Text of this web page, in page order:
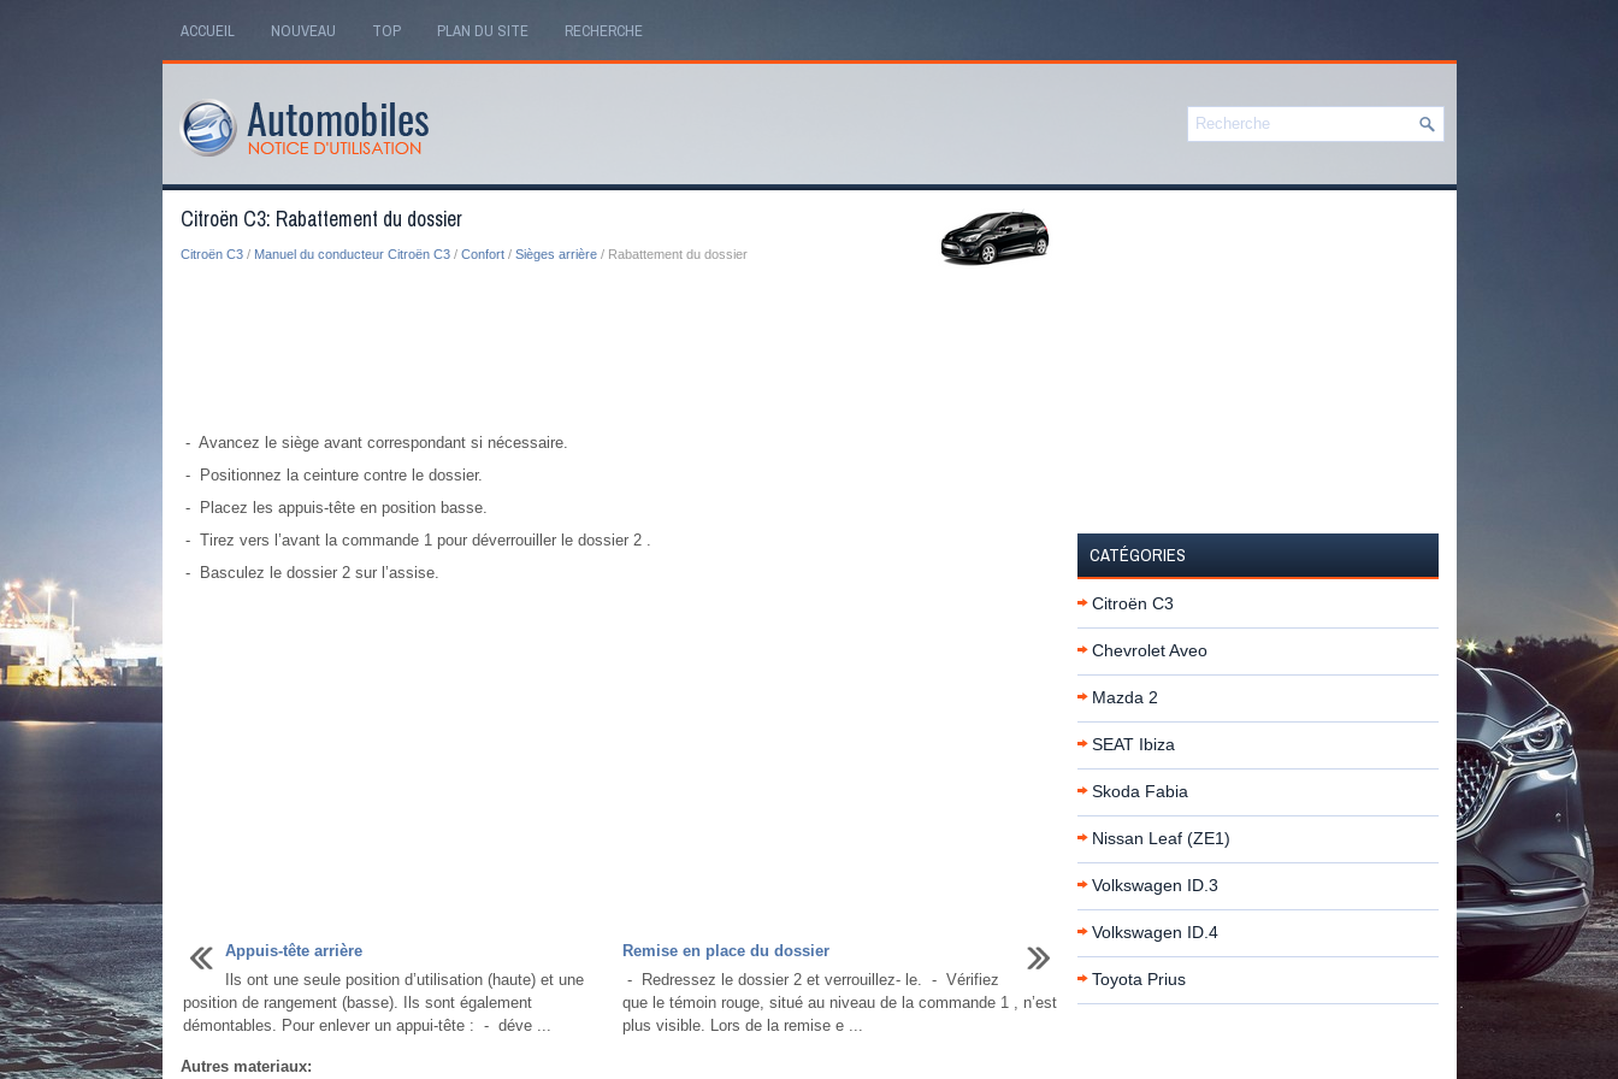
ACCUEIL NOUVEAU TOP PLAN DU SITE RECHERCHE
Citroën C3: Rabattement du dossier
Citroën C3/ Manuel du conducteur Citroën C3/ Confort/ Sièges arrière/ Rabattement du dossier
- Avancez le siège avant correspondant si nécessaire.
- Positionnez la ceinture contre le dossier.
- Placez les appuis-tête en position basse.
- Tirez vers l’avant la commande 1 pour déverrouiller le dossier 2 .
- Basculez le dossier 2 sur l’assise.
Appuis-tête arrière
Ils ont une seule position d’utilisation (haute) et une
position de rangement (basse). Ils sont également
démontables. Pour enlever un appui-tête : - déve ...
Remise en place du dossier
- Redressez le dossier 2 et verrouillez- le. - Vérifiez
que le témoin rouge, situé au niveau de la commande 1 , n’est
plus visible. Lors de la remise e ...
Autres materiaux:
CATÉGORIES
Citroën C3
Chevrolet Aveo
Mazda 2
SEAT Ibiza
Skoda Fabia
Nissan Leaf (ZE1)
Volkswagen ID.3
Volkswagen ID.4
Toyota Prius